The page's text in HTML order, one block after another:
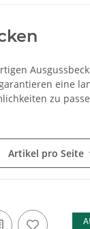
eine
zu
Artikel pro Seite